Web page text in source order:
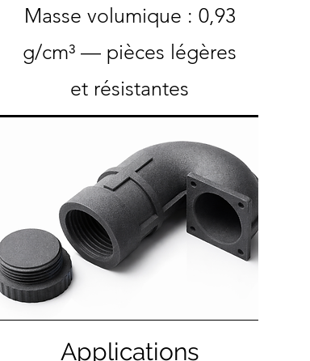
Masse volumique : 0,93
g/cm³ — pièces légères
et résistantes
Applications